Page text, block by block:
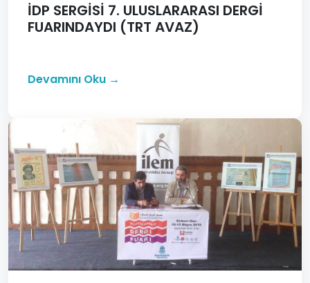
İDP SERGİSİ 7. ULUSLARARASI DERGİ
FUARINDAYDI (TRT AVAZ)
Devamını Oku →